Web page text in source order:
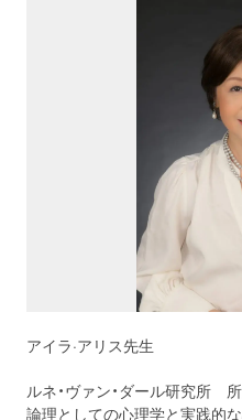
アイラ·アリス先生
ルネ・ヴァン・ダール研究所 所
論理としての心理学と実践的